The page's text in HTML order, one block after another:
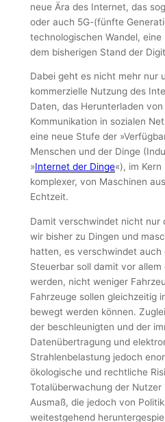
neue Ära des Internet, das
oder auch 5G-(fünfte
technologischen Wandel,
dem bisherigen Stand der
Dabei geht es nicht mehr nur
kommerzielle Nutzung des
Daten, das Herunterladen
Kommunikation in sozialen
eine neue Stufe der
Menschen und der Dinge
»Internet der Dinge«), im
komplexer, von Maschinen
Echtzeit.
Damit verschwindet nicht nur
wir bisher zu Dingen und
hatten, es verschwindet auch
Steuerbar soll damit vor
werden, nicht weniger
Fahrzeuge sollen gleichzeitig
bewegt werden können.
der beschleunigten und der
Datenübertragung und
Strahlenbelastung jedoch
ökologische und rechtliche
Totalüberwachung der Nutzer
Ausmaß, die jedoch von
weitestgehend